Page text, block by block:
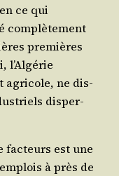
ce qui
com­plè­te­ment
pre­mières
l’Al­gé­rie
agri­cole, ne dis­
dis­per­
fac­teurs est une
à près de